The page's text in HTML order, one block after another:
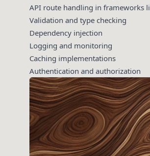
API route handling in frameworks
Validation and type checking
Dependency injection
Logging and monitoring
Caching implementations
Authentication and authorization